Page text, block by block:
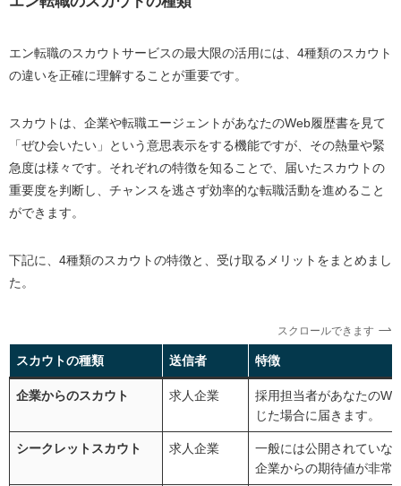
エン転職のスカウトサービスの最大限の活用には、4種類のスカウト
の違いを正確に理解することが重要です。
スカウトは、企業や転職エージェントがあなたのWeb履歴書を見て
「ぜひ会いたい」という意思表示をする機能ですが、その熱量や緊
急度は様々です。それぞれの特徴を知ることで、届いたスカウトの
重要度を判断し、チャンスを逃さず効率的な転職活動を進めること
ができます。
下記に、4種類のスカウトの特徴と、受け取るメリットをまとめまし
た。
スクロールできます
スカウトの種類 送信者 特徴
企業からのスカウト 求人企業
採用担当者があなたの
じた場合に届きます。
シークレットスカウト 求人企業
一般には公開されていな
企業からの期待値が非常